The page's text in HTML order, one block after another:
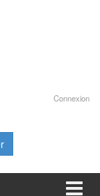
Connexion